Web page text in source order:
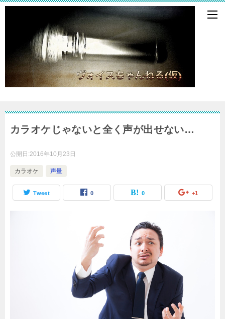
カラオケじゃないと全く声が出せない…
公開日:2016年10月23日
カラオケ 声量
Tweet 0 0 +1